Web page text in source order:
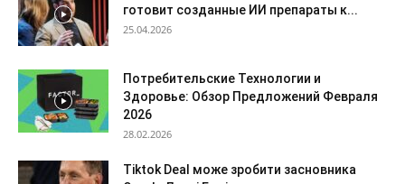
готовит созданные ИИ препараты к...
25.04.2026
Потребительские Технологии и
Здоровье: Обзор Предложений Февраля
2026
28.02.2026
Tiktok Deal може зробити засновника